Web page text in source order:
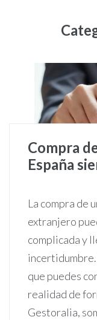
Compra
España
La compra de
extranjero
complicada y
que puedes
realidad de
Gestoralia,